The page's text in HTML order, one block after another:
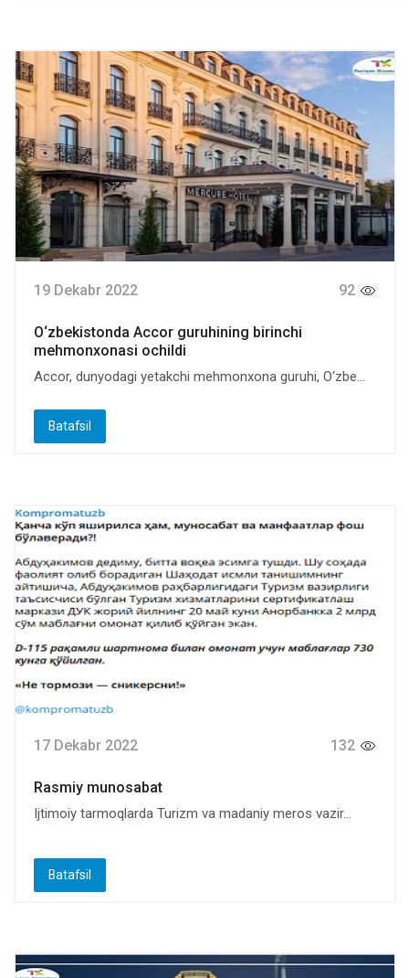
19 Dekabr 2022 92
O‘zbekistonda Accor guruhining birinchi
mehmonxonasi ochildi
Accor, dunyodagi yetakchi mehmonxona guruhi, O‘zbe...
Batafsil
17 Dekabr 2022 132
Rasmiy munosabat
Ijtimoiy tarmoqlarda Turizm va madaniy meros vazir...
Batafsil